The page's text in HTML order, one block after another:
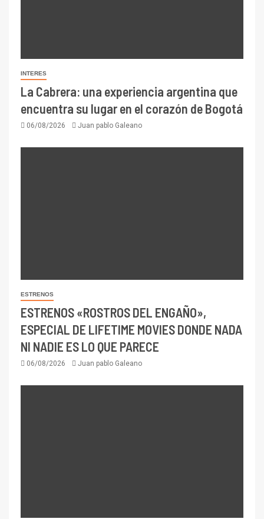
INTERES
La Cabrera: una experiencia argentina que
encuentra su lugar en el corazón de Bogotá
06/08/2026 Juan pablo Galeano
ESTRENOS
ESTRENOS «ROSTROS DEL ENGAÑO»,
ESPECIAL DE LIFETIME MOVIES DONDE NADA
NI NADIE ES LO QUE PARECE
06/08/2026 Juan pablo Galeano